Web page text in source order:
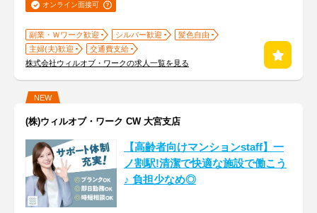
オンライン面接可
副業・Ｗワーク歓迎 シルバー歓迎
髪色自由
主婦(夫)歓迎
交通費支給
株式会社ウィルオブ・ワークの求人一覧を見る
NEW
(株)ウィルオブ・ワーク CW 大宮支店
【高齢者向けマンションstaff】一
ノ割駅!清潔で快適な施設で働こう
♪ 負担少なめ◎